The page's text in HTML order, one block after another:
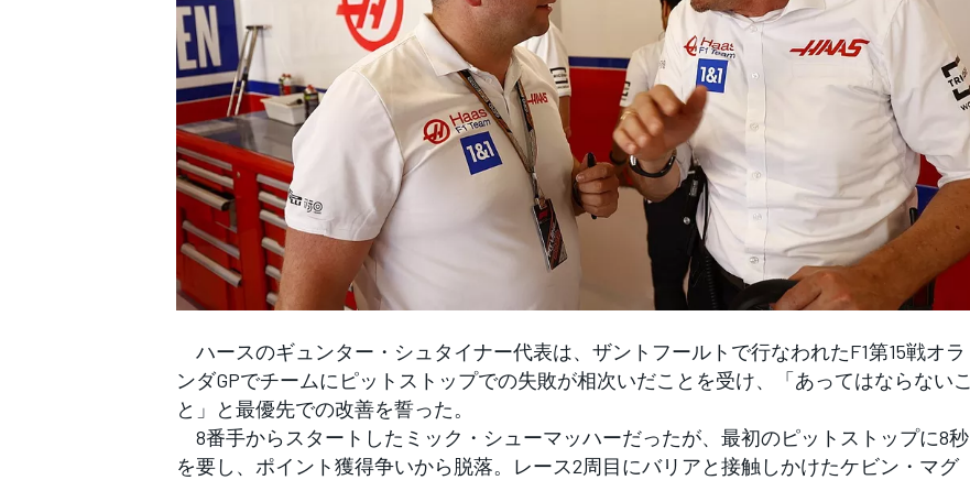
WEC
フォーミュラE
ハースのギュンター・シュタイナー代表は、ザントフールトで行なわれたF1第15戦オラ
ンダGPでチームにピットストップでの失敗が相次いだことを受け、「あってはならないこ
と」と最優先での改善を誓った。
8番手からスタートしたミック・シューマッハーだったが、最初のピットストップに8秒
を要し、ポイント獲得争いから脱落。レース2周目にバリアと接触しかけたケビン・マグ